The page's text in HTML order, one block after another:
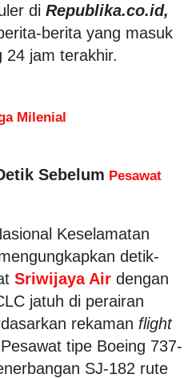
di Republika.co.id,
berita yang masuk
24 jam terakhir.
Milenial
Sebelum Pesawat
Keselamatan
detik-
Sriwijaya Air dengan
jatuh di perairan
rekaman flight
tipe Boeing 737-
SJ-182 rute